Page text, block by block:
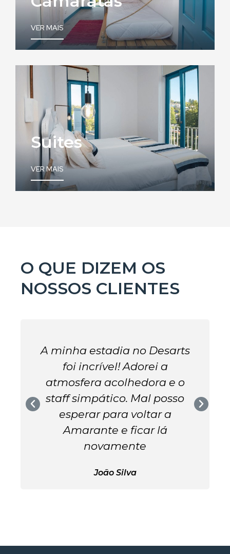
VER MAIS
Suites
VER MAIS
O QUE DIZEM OS
NOSSOS CLIENTES
O Desarts é o meu refúgio
favorito em Amarante. Os
quartos são confortáveis e a
localização é perfeita. É o
lugar perfeito para relaxar e
desfrutar da cidade.